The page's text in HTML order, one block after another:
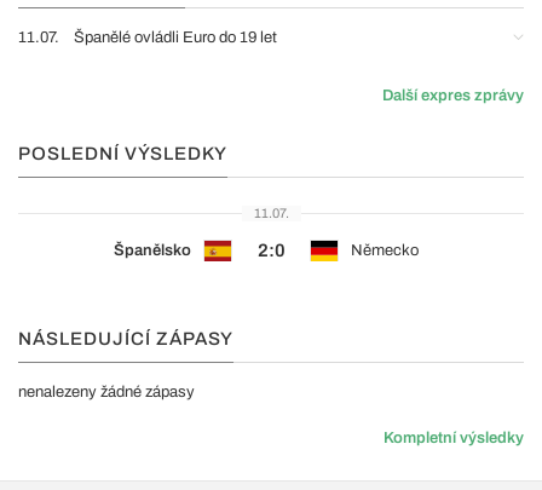
11.07. Španělé ovládli Euro do 19 let
Další expres zprávy
POSLEDNÍ VÝSLEDKY
11.07.
Španělsko 2:0 Německo
NÁSLEDUJÍCÍ ZÁPASY
nenalezeny žádné zápasy
Kompletní výsledky